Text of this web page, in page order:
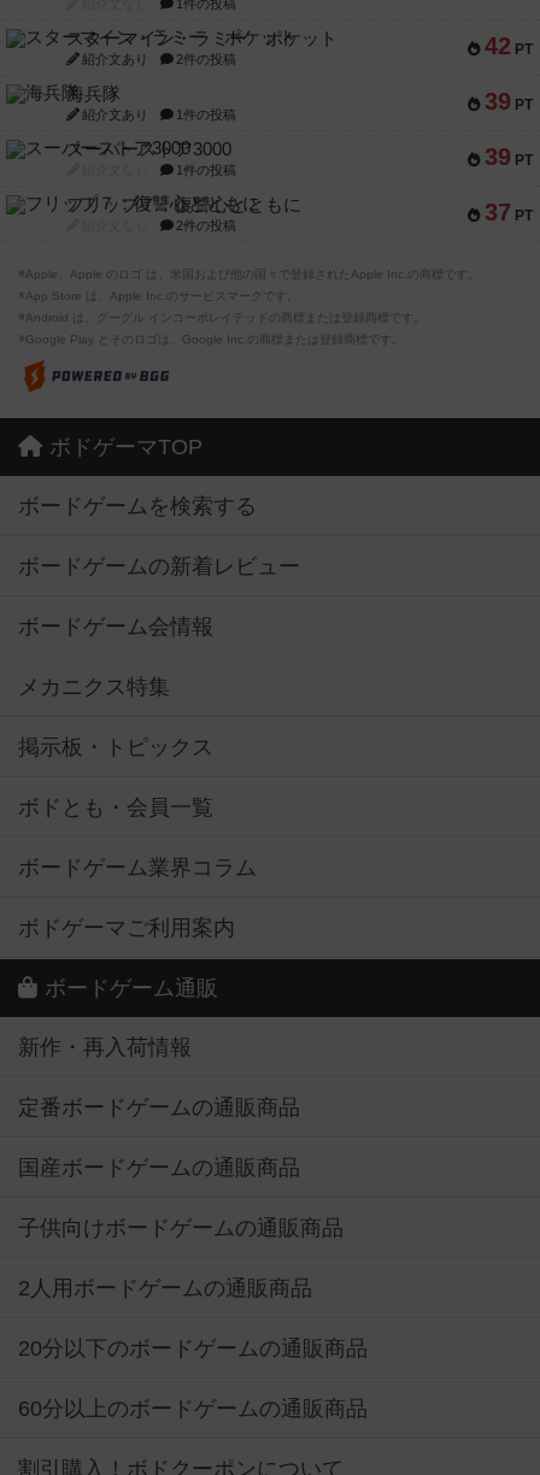
1件の投稿
42 PT
スターマイン・ラミー ポケット
紹介文あり 2件の投稿
39 PT
海兵隊
紹介文あり 1件の投稿
39 PT
スーパーストア3000
1件の投稿
37 PT
フリップ７：復讐心とともに
2件の投稿
※Apple、Apple のロゴ は、米国および他の国々で登録されたApple Inc.の商標です。
※App Store は、Apple Inc.のサービスマークです。
※Android は、グーグル インコーポレイテッドの商標または登録商標です。
※Google Play とそのロゴは、Google Inc.の商標または登録商標です。
ボドゲーマTOP
ボードゲームを検索する
ボードゲームの新着レビュー
ボードゲーム会情報
メカニクス特集
掲示板・トピックス
ボドとも・会員一覧
ボードゲーム業界コラム
ボドゲーマご利用案内
ボードゲーム通販
新作・再入荷情報
定番ボードゲームの通販商品
国産ボードゲームの通販商品
子供向けボードゲームの通販商品
2人用ボードゲームの通販商品
20分以下のボードゲームの通販商品
60分以上のボードゲームの通販商品
割引購入！ボドクーポンについて